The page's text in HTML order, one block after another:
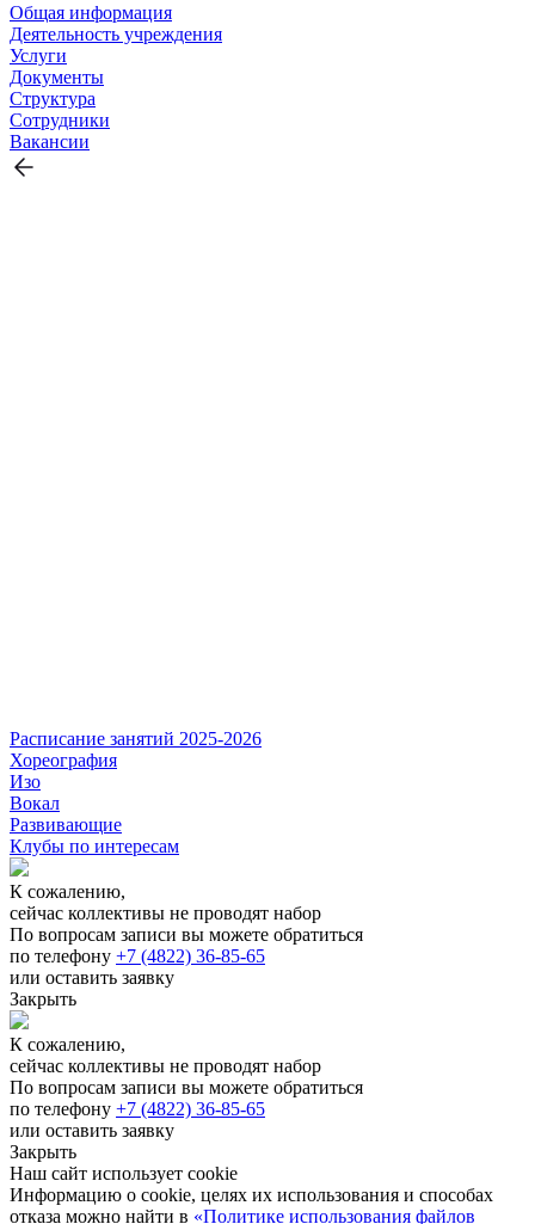
Общая информация
Деятельность учреждения
Услуги
Документы
Структура
Сотрудники
Вакансии
Расписание занятий 2025-2026
Хореография
Изо
Вокал
Развивающие
Клубы по интересам
К сожалению,
сейчас коллективы не проводят набор
По вопросам записи вы можете обратиться
по телефону +7 (4822) 36-85-65
или оставить заявку
Закрыть
К сожалению,
сейчас коллективы не проводят набор
По вопросам записи вы можете обратиться
по телефону +7 (4822) 36-85-65
или оставить заявку
Закрыть
Наш сайт использует cookie
Информацию о cookie, целях их использования и способах
отказа можно найти в «Политике использования файлов